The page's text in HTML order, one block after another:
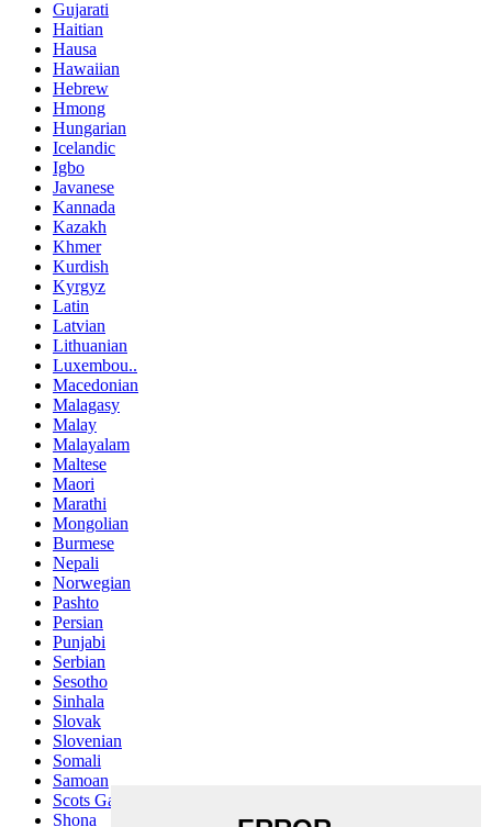
Gujarati
Haitian
Hausa
Hawaiian
Hebrew
Hmong
Hungarian
Icelandic
Igbo
Javanese
Kannada
Kazakh
Khmer
Kurdish
Kyrgyz
Latin
Latvian
Lithuanian
Luxembou..
Macedonian
Malagasy
Malay
Malayalam
Maltese
Maori
Marathi
Mongolian
Burmese
Nepali
Norwegian
Pashto
Persian
Punjabi
Serbian
Sesotho
Sinhala
Slovak
Slovenian
Somali
Samoan
Scots Gaelic
Shona